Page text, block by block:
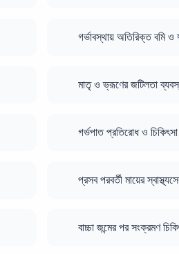
গর্ভাবস্থায় অতিরিক্ত বমি ও
মাতৃ ও ভ্রূণের জটিলতা
গর্ভপাত প্রতিরোধ ও চিকিৎসা
প্রসব পরবর্তী মায়ের
বাচ্চা জন্মের পর সংক্রমণ